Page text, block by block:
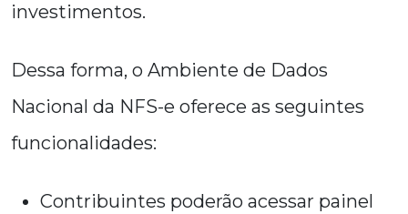
investimentos.
Dessa forma, o Ambiente de Dados
Nacional da NFS-e oferece as seguintes
funcionalidades:
Contribuintes poderão acessar painel